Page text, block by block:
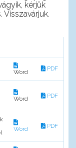
kérjük
Word PDF
Word PDF
Word PDF